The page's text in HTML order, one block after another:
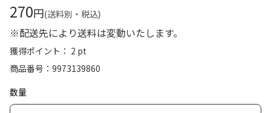
270円(送料別・税込)
※配送先により送料は変動いたします。
獲得ポイント： 2 pt
商品番号
9973139860
数量